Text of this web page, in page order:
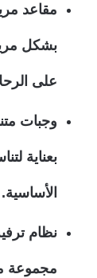
مقاعد
بشكل
على
وجبات
بعناية
الأساسية.
نظام
مجموعة